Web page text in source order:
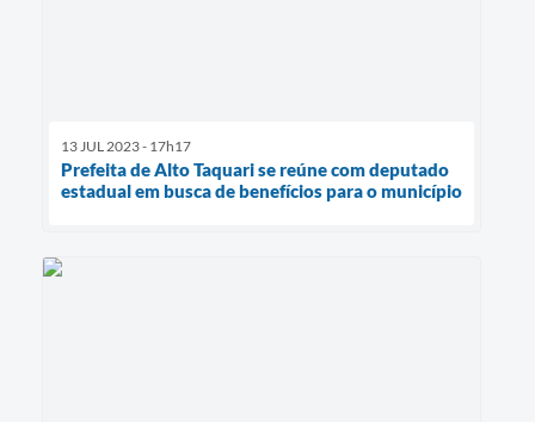
13 JUL 2023 - 17h17
Prefeita de Alto Taquari se reúne com deputado
estadual em busca de benefícios para o município